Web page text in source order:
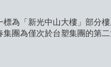
標為「新光中山大樓」部分
團為僅次於台塑集團的第